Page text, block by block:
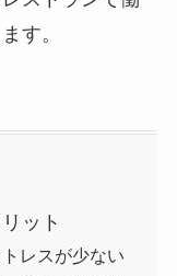
す。
ット
レスが少ない